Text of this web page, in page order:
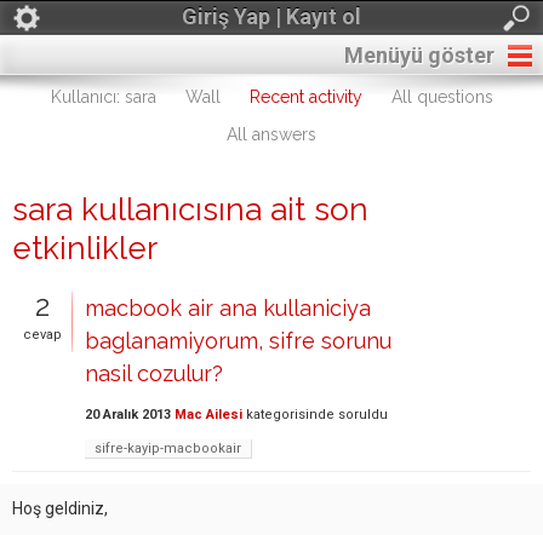
Giriş Yap | Kayıt ol
Menüyü göster
Kullanıcı: sara Wall Recent activity
All questions
All answers
sara kullanıcısına ait son
etkinlikler
2
cevap
macbook air ana kullaniciya
baglanamiyorum, sifre sorunu
nasil cozulur?
20 Aralık 2013 Mac Ailesi kategorisinde soruldu
sifre-kayip-macbookair
Hoş geldiniz,